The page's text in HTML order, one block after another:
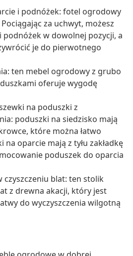
i podnóżek: fotel ogrodowy
za uchwyt, możesz
podnóżek w dowolnej pozycji, a
je do pierwotnego
ten mebel ogrodowy z grubo
oferuje wygodę
na poduszki z
poduszki na siedzisko mają
które można łatwo
na oparcie mają z tyłu zakładkę
poduszek do oparcia
czyszczeniu blat: ten stolik
z drewna akacji, który jest
do wyczyszczenia wilgotną